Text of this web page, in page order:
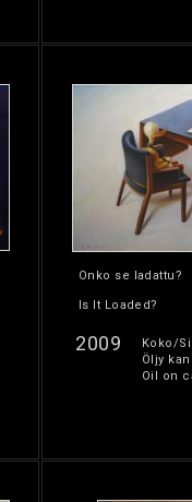
Onko se ladattu?
Is It Loaded?
2009
Koko/
Öljy
Oil on